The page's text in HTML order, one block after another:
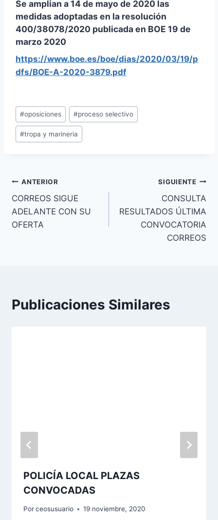
Se amplian a 14 de mayo de 2020 las
medidas adoptadas en la resolución
400/38078/2020 publicada en BOE 19 de
marzo 2020
https://www.boe.es/boe/dias/2020/03/19/p
dfs/BOE-A-2020-3879.pdf
Etiquetas
de
la
#oposiciones #proceso selectivo
#tropa y marineria
Navegación
de
entradas
ANTERIOR
CORREOS SIGUE
ADELANTE CON SU
OFERTA
SIGUIENTE
CONSULTA
RESULTADOS ÚLTIMA
CONVOCATORIA
CORREOS
Publicaciones Similares
POLICÍA LOCAL PLAZAS
CONVOCADAS
Porceosusuario 19 noviembre, 2020